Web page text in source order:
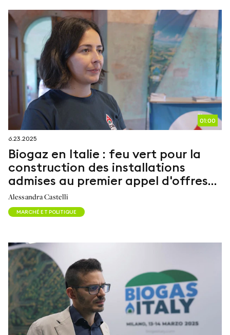
01:00
6.23.2025
Biogaz en Italie : feu vert pour la
construction des installations
admises au premier appel d'offres
FER2
Alessandra Castelli
MARCHÉ ET POLITIQUE